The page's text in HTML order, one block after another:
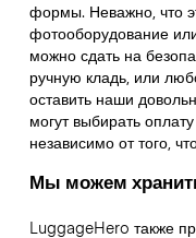
формы. Неважно, что
фотооборудование
можно сдать на
ручную кладь, или
оставить наши
могут выбирать
независимо от того,
Мы можем
LuggageHero также